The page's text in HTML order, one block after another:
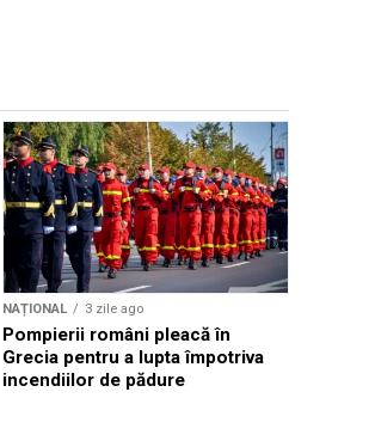
NAȚIONAL 3 zile ago
Pompierii români pleacă în
Grecia pentru a lupta împotriva
incendiilor de pădure